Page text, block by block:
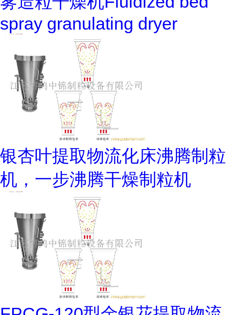
spray granulating dryer
银杏叶提取物流化床沸腾制粒
机，一步沸腾干燥制粒机